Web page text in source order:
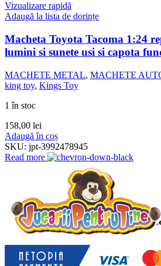
Vizualizare rapidă
Adaugă la lista de dorințe
Macheta Toyota Tacoma 1:24
lumini si sunete usi si capota
MACHETE METAL, MACHETE
king toy, Kings Toy
1 în stoc
158,00 lei
Adaugă în coș
SKU: jpt-3992478945
Read more